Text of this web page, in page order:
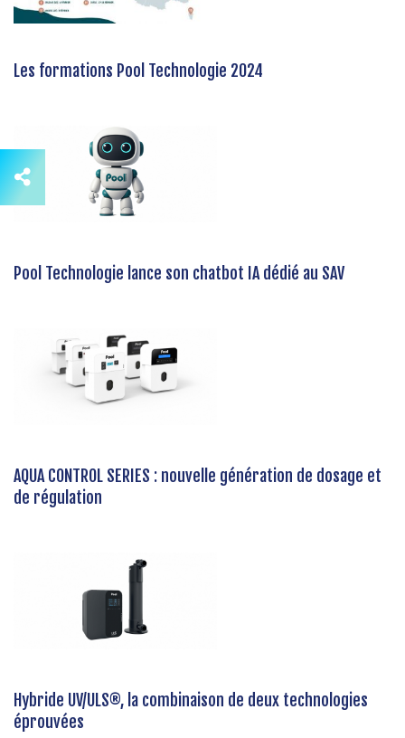
Les formations Pool Technologie 2024
Pool Technologie lance son chatbot IA dédié au SAV
AQUA CONTROL SERIES : nouvelle génération de dosage et
de régulation
Hybride UV/ULS®, la combinaison de deux technologies
éprouvées